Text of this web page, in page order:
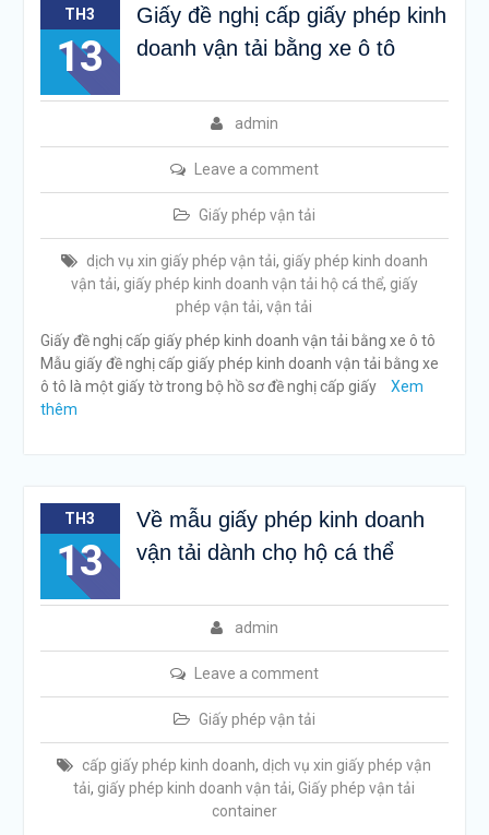
TH3
13
Giấy đề nghị cấp giấy phép kinh
doanh vận tải bằng xe ô tô
admin
Leave a comment
Giấy phép vận tải
dịch vụ xin giấy phép vận tải, giấy phép kinh doanh
vận tải, giấy phép kinh doanh vận tải hộ cá thể, giấy
phép vận tải,vận tải
Giấy đề nghị cấp giấy phép kinh doanh vận tải bằng xe ô tô
Mẫu giấy đề nghị cấp giấy phép kinh doanh vận tải bằng xe
ô tô là một giấy tờ trong bộ hồ sơ đề nghị cấp giấy
Xem
thêm
TH3
13
Về mẫu giấy phép kinh doanh
vận tải dành chọ hộ cá thể
admin
Leave a comment
Giấy phép vận tải
cấp giấy phép kinh doanh, dịch vụ xin giấy phép vận
tải, giấy phép kinh doanh vận tải,Giấy phép vận tải
container